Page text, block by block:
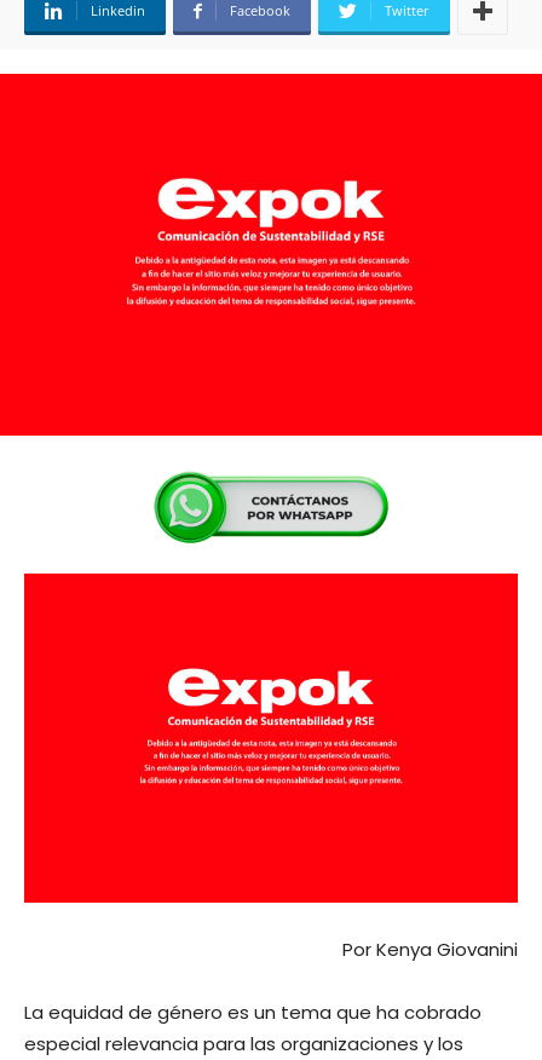
Linkedin Facebook Twitter
Por Kenya Giovanini
La equidad de género es un tema que ha cobrado
especial relevancia para las organizaciones y los